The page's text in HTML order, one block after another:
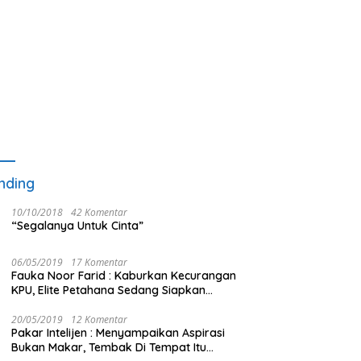
10/10/2018 42 Komentar
“Segalanya Untuk Cinta”
06/05/2019 17 Komentar
Fauka Noor Farid : Kaburkan Kecurangan
KPU, Elite Petahana Sedang Siapkan
20/05/2019 12 Komentar
Pakar Intelijen : Menyampaikan Aspirasi
Bukan Makar, Tembak Di Tempat Itu